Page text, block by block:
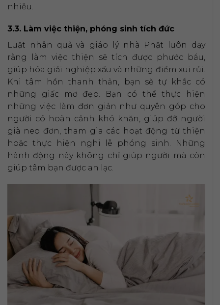
nhiễu.
3.3. Làm việc thiện, phóng sinh tích đức
Luật nhân quả và giáo lý nhà Phật luôn dạy
rằng làm việc thiện sẽ tích được phước báu,
giúp hóa giải nghiệp xấu và những điềm xui rủi.
Khi tâm hồn thanh thản, bạn sẽ tự khắc có
những giấc mơ đẹp. Bạn có thể thực hiện
những việc làm đơn giản như quyên góp cho
người có hoàn cảnh khó khăn, giúp đỡ người
già neo đơn, tham gia các hoạt động từ thiện
hoặc thực hiện nghi lễ phóng sinh. Những
hành động này không chỉ giúp người mà còn
giúp tâm bạn được an lạc.